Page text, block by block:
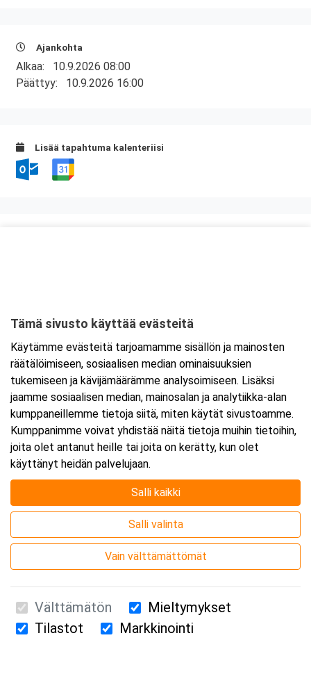
Ajankohta
Alkaa: 10.9.2026 08:00
Päättyy: 10.9.2026 16:00
Lisää tapahtuma kalenteriisi
Tarkempi kartta ja ajo-ohjeet
Suomen Ensiapukoulutus Oy / Valimotie 21 / 00380 Helsinki
Tämä sivusto käyttää evästeitä
Käytämme evästeitä tarjoamamme sisällön ja mainosten
räätälöimiseen, sosiaalisen median ominaisuuksien
tukemiseen ja kävijämäärämme analysoimiseen. Lisäksi
jaamme sosiaalisen median, mainosalan ja analytiikka-alan
kumppaneillemme tietoja siitä, miten käytät sivustoamme.
Kumppanimme voivat yhdistää näitä tietoja muihin tietoihin,
joita olet antanut heille tai joita on kerätty, kun olet
käyttänyt heidän palvelujaan.
Salli kaikki
Salli valinta
Vain välttämättömät
Välttämätön
Mieltymykset
Tilastot
Markkinointi